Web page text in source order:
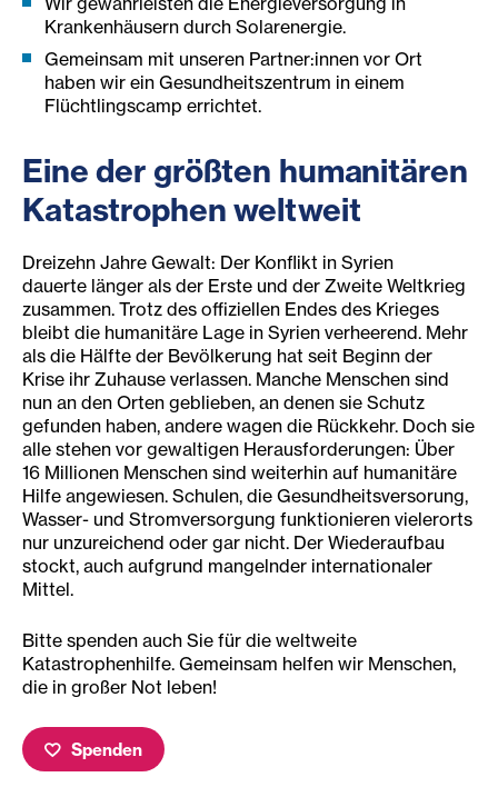
Krankenhäusern durch Solarenergie.
Gemeinsam mit unseren Partner:innen vor Ort
haben wir ein Gesundheitszentrum in einem
Flüchtlingscamp errichtet.
Eine der größten humanitären
Katastrophen weltweit
Dreizehn Jahre Gewalt: Der Konflikt in Syrien
dauerte länger als der Erste und der Zweite Weltkrieg
zusammen. Trotz des offiziellen Endes des Krieges
bleibt die humanitäre Lage in Syrien verheerend. Mehr
als die Hälfte der Bevölkerung hat seit Beginn der
Krise ihr Zuhause verlassen. Manche Menschen sind
nun an den Orten geblieben, an denen sie Schutz
gefunden haben, andere wagen die Rückkehr. Doch sie
alle stehen vor gewaltigen Herausforderungen: Über
16 Millionen Menschen sind weiterhin auf humanitäre
Hilfe angewiesen. Schulen, die Gesundheitsversorung,
Wasser- und Stromversorgung funktionieren vielerorts
nur unzureichend oder gar nicht. Der Wiederaufbau
stockt, auch aufgrund mangelnder internationaler
Mittel.
Bitte spenden auch Sie für die weltweite
Katastrophenhilfe. Gemeinsam helfen wir Menschen,
die in großer Not leben!
Spenden